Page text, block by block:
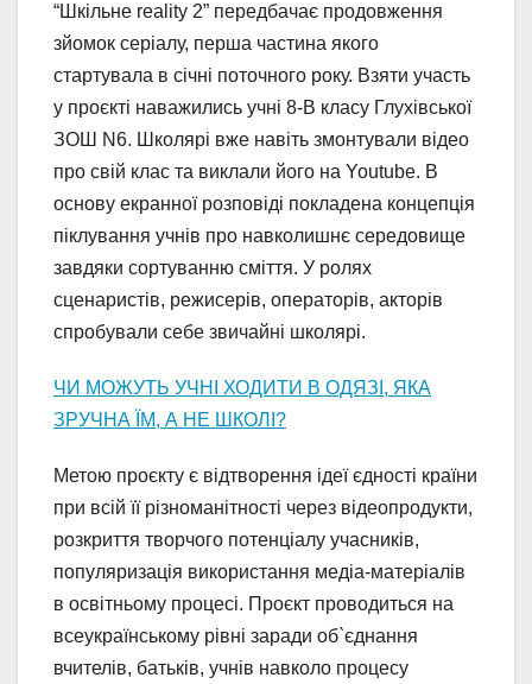
“Шкільне reality 2” передбачає продовження
зйомок серіалу, перша частина якого
стартувала в січні поточного року. Взяти участь
у проєкті наважились учні 8-В класу Глухівської
ЗОШ N6. Школярі вже навіть змонтували відео
про свій клас та виклали його на Youtube. В
основу екранної розповіді покладена концепція
піклування учнів про навколишнє середовище
завдяки сортуванню сміття. У ролях
сценаристів, режисерів, операторів, акторів
спробували себе звичайні школярі.
ЧИ МОЖУТЬ УЧНІ ХОДИТИ В ОДЯЗІ, ЯКА
ЗРУЧНА ЇМ, А НЕ ШКОЛІ?
Метою проєкту є відтворення ідеї єдності країни
при всій її різноманітності через відеопродукти,
розкриття творчого потенціалу учасників,
популяризація використання медіа-матеріалів
в освітньому процесі. Проєкт проводиться на
всеукраїнському рівні заради об`єднання
вчителів, батьків, учнів навколо процесу